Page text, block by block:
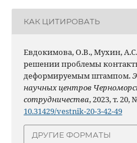
КАК ЦИТИРОВАТЬ
Евдокимова, О.В., Мухин,
решении проблемы
деформируемым штампом.
научных центров
сотрудничества, 2023, т. 20,
10.31429/vestnik-20-3-42-49
ДРУГИЕ ФОРМАТЫ